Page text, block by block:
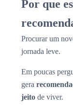
Por que
Procurar um
jornada leve.
Em poucas
gera
jeito de viver.